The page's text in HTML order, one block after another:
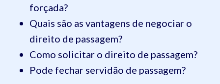
forçada?
Quais são as vantagens de negociar o
direito de passagem?
Como solicitar o direito de passagem?
Pode fechar servidão de passagem?